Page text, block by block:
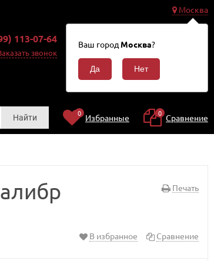
Москва
Ваш город Москва?
113-07-64
звонок
Корзина
Найти 0 Избранные 0 Сравнение
Печать
В избранное Сравнение